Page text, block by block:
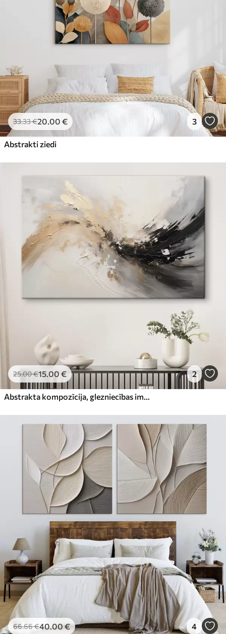
33.33€20.00 € 3
Abstrakti ziedi
25.00€15.00 € 2
Abstrakta kompozīcija, glezniecības imitācija
66.66€40.00€ 4